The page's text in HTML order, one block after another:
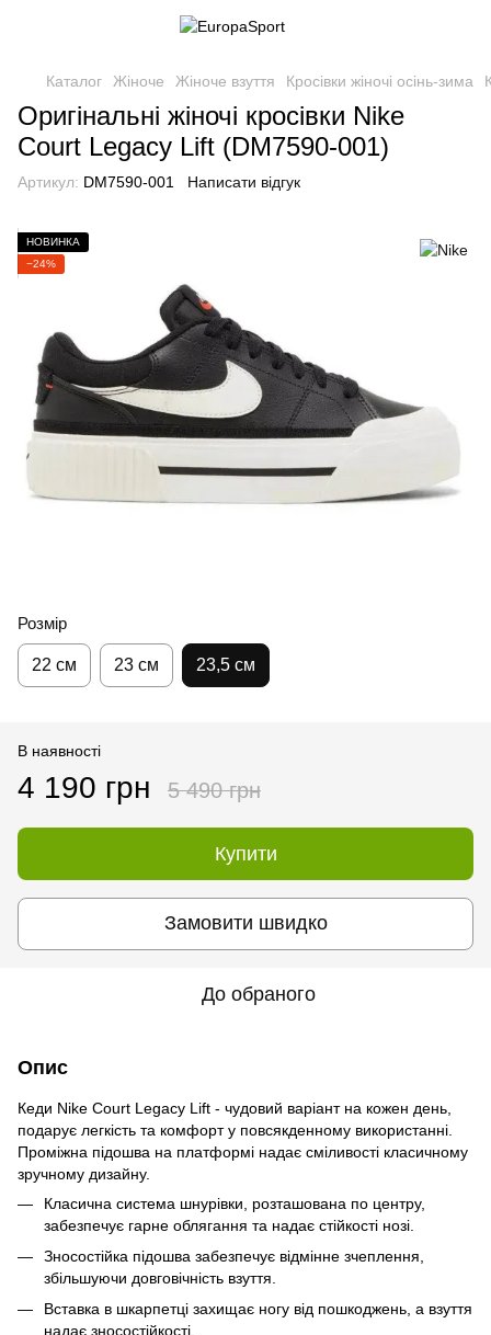
Каталог Жіноче Жіноче взуття Кросівки жіночі осінь-зима
Оригінальні жіночі кросівки Nike
Court Legacy Lift (DM7590-001)
Артикул: DM7590-001 Написати відгук
НОВИНКА
−24%
Розмір
22 см 23 см 23,5 см
В наявності
4 190 грн 5 490 грн
Купити
Замовити швидко
До обраного
Опис
Кеди Nike Court Legacy Lift - чудовий варіант на кожен день,
подарує легкість та комфорт у повсякденному використанні.
Проміжна підошва на платформі надає сміливості класичному
зручному дизайну.
Класична система шнурівки, розташована по центру,
забезпечує гарне облягання та надає стійкості нозі.
Зносостійка підошва забезпечує відмінне зчеплення,
збільшуючи довговічність взуття.
Вставка в шкарпетці захищає ногу від пошкоджень, а взуття
надає зносостійкості.